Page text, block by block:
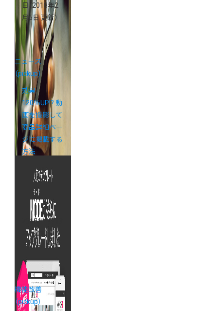
日（2018年2
月6日 更新）
ニュース
（pickup）
効果
120％UP!? 動
画を撮影して
商品詳細ペー
ジに掲載する
方法
2015年1月13
日（2017年2
月22日 更新）
機能改善
（pickup）